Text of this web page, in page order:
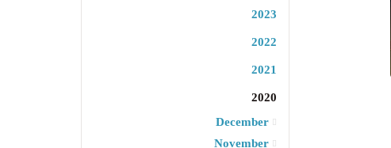
2023
2022
2021
2020
December